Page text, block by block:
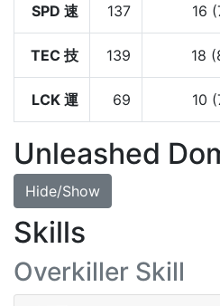
SPD 速 137 16
TEC 技 139 18
LCK 運 69 10
Unleashed
Hide/Show
Skills
Overkiller Skill